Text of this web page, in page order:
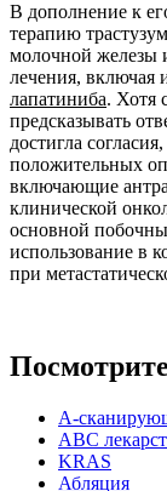
В дополнение к
терапию
молочной железы
лечения, включая
лапатиниба. Хотя
предсказывать
достигла
положительных
включающие
клинической
основной
использование в
при
A-
ABC
KRAS
Абляция